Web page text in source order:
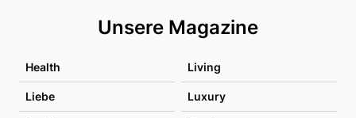
Unsere Magazine
Health Living
Liebe Luxury